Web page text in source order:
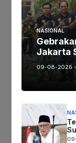
Jika
Artikel
Terima
Tags:
Ikuti kami :
NASIONAL
Jakarta
09-08-2026 -